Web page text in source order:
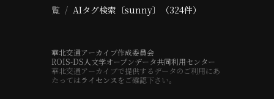
覧
AIタグ検索〔sunny〕（324件）
華北交通アーカイブ作成委員会
ROIS-DS人文学オープンデータ共同利用センター
華北交通アーカイブで提供するデータのご利用にあ
たってはライセンス をご確認下さい。